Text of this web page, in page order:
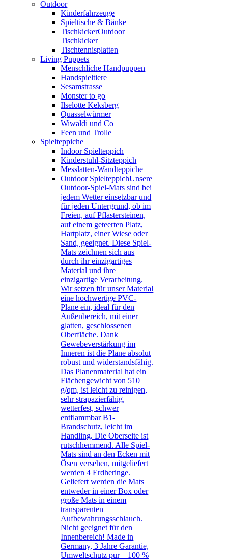
Outdoor
Kinderfahrzeuge
Spieltische & Bänke
TischkickerOutdoor
Tischkicker
Tischtennisplatten
Living Puppets
Menschliche Handpuppen
Handspieltiere
Sesamstrasse
Monster to go
Ilselotte Keksberg
Quasselwürmer
Wiwaldi und Co
Feen und Trolle
Spielteppiche
Indoor Spielteppich
Kinderstuhl-Sitzteppich
Messlatten-Wandteppiche
Outdoor SpielteppichUnsere
Outdoor-Spiel-Mats sind bei
jedem Wetter einsetzbar und
für jeden Untergrund, ob im
Freien, auf Pflastersteinen,
auf einem geteerten Platz,
Hartplatz, einer Wiese oder
Sand, geeignet. Diese Spiel-
Mats zeichnen sich aus
durch ihr einzigartiges
Material und ihre
einzigartige Verarbeitung.
Wir setzen für unser Material
eine hochwertige PVC-
Plane ein, ideal für den
Außenbereich, mit einer
glatten, geschlossenen
Oberfläche. Dank
Gewebeverstärkung im
Inneren ist die Plane absolut
robust und widerstandsfähig.
Das Planenmaterial hat ein
Flächengewicht von 510
g/qm, ist leicht zu reinigen,
sehr strapazierfähig,
wetterfest, schwer
entflammbar B1-
Brandschutz, leicht im
Handling. Die Oberseite ist
rutschhemmend. Alle Spiel-
Mats sind an den Ecken mit
Ösen versehen, mitgeliefert
werden 4 Erdheringe.
Geliefert werden die Mats
entweder in einer Box oder
große Mats in einem
transparenten
Aufbewahrungsschlauch.
Nicht geeignet für den
Innenbereich! Made in
Germany, 3 Jahre Garantie,
Umweltschutz pur – 100 %